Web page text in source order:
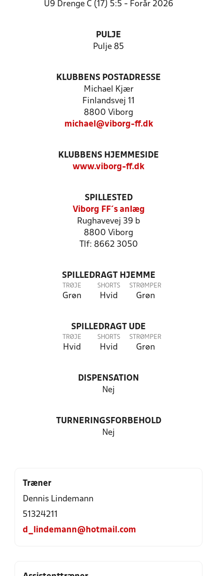
U9 Drenge C (17) 5:5 - Forår 2026
PULJE
Pulje 85
KLUBBENS POSTADRESSE
Michael Kjær
Finlandsvej 11
8800 Viborg
michael@viborg-ff.dk
KLUBBENS HJEMMESIDE
www.viborg-ff.dk
SPILLESTED
Viborg FF´s anlæg
Rughavevej 39 b
8800 Viborg
Tlf: 8662 3050
SPILLEDRAGT HJEMME
TRØJE
Grøn
SHORTS
Hvid
STRØMPER
Grøn
SPILLEDRAGT UDE
TRØJE
Hvid
SHORTS
Hvid
STRØMPER
Grøn
DISPENSATION
Nej
TURNERINGSFORBEHOLD
Nej
Træner
Dennis Lindemann
51324211
d_lindemann@hotmail.com